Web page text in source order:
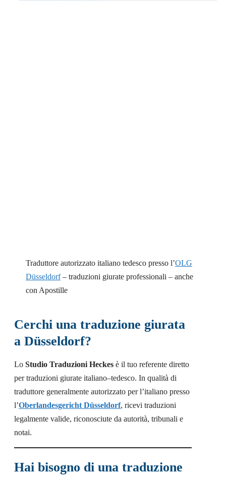
Traduttore autorizzato italiano tedesco presso l’OLG
Düsseldorf– traduzioni giurate professionali – anche
con Apostille
Cerchi una traduzione giurata
a Düsseldorf?
Lo Studio Traduzioni Heckes è il tuo referente diretto
per traduzioni giurate italiano–tedesco. In qualità di
traduttore generalmente autorizzato per l’italiano presso
l’Oberlandesgericht Düsseldorf, ricevi traduzioni
legalmente valide, riconosciute da autorità, tribunali e
notai.
Hai bisogno di una traduzione